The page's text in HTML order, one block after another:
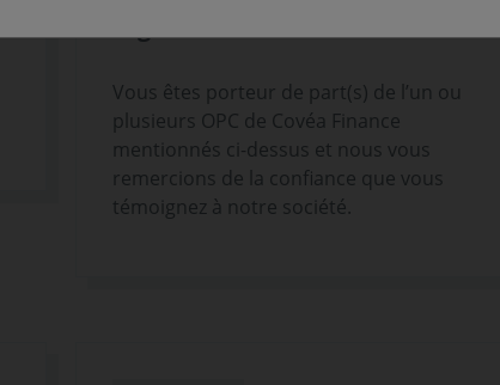
Vous êtes porteur de part(s) de l’un ou
plusieurs OPC de Covéa Finance
mentionnés ci-dessus et nous vous
remercions de la confiance que vous
témoignez à notre société.